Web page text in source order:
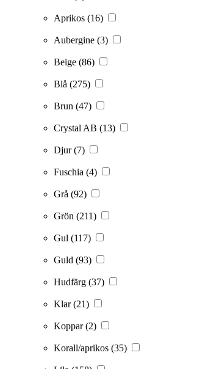
Aprikos (16)
Aubergine (3)
Beige (86)
Blå (275)
Brun (47)
Crystal AB (13)
Djur(7)
Fuschia (4)
Grå (92)
Grön (211)
Gul (117)
Guld (93)
Hudfärg (37)
Klar(21)
Koppar(2)
Korall/aprikos (35)